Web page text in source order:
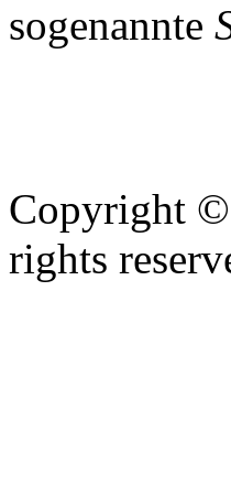
sogenannte
Copyright
rights